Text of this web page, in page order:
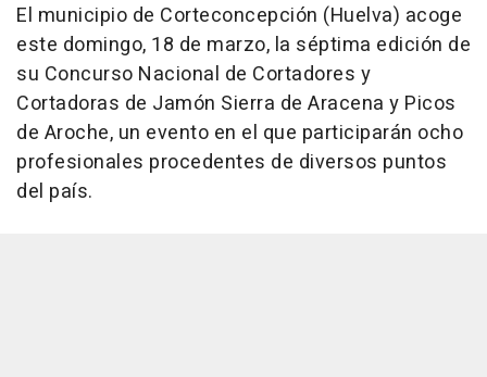
El municipio de Corteconcepción (Huelva) acoge
este domingo, 18 de marzo, la séptima edición de
su Concurso Nacional de Cortadores y
Cortadoras de Jamón Sierra de Aracena y Picos
de Aroche, un evento en el que participarán ocho
profesionales procedentes de diversos puntos
del país.